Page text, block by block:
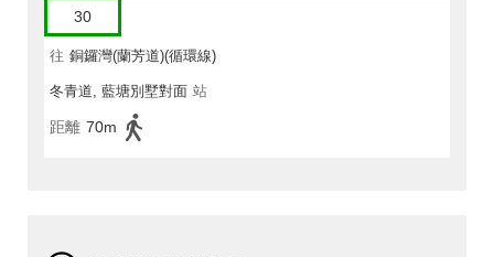
30
往 銅鑼灣(蘭芳道)(循環線)
冬青道, 藍塘別墅對面 站
距離 70m